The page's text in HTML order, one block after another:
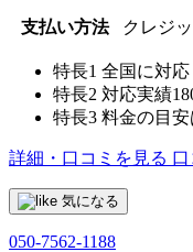
支払い方法 クレジ
特長1 全国に対応
特長2 対応実績
特長3 料金の目安
詳細・口コミを見る
気になる
050-7562-1188